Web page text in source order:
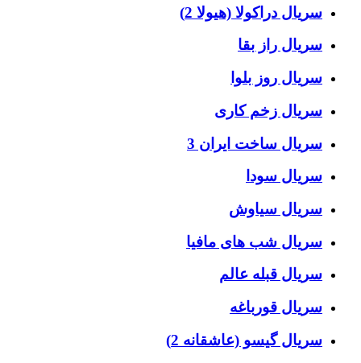
سریال دراکولا (هیولا 2)
سریال راز بقا
سریال روز بلوا
سریال زخم کاری
سریال ساخت ایران 3
سریال سودا
سریال سیاوش
سریال شب های مافیا
سریال قبله عالم
سریال قورباغه
سریال گیسو (عاشقانه 2)